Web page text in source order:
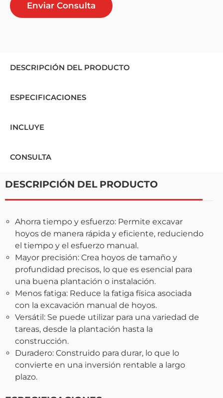
Enviar Consulta
DESCRIPCIÓN DEL PRODUCTO
ESPECIFICACIONES
INCLUYE
CONSULTA
DESCRIPCIÓN DEL PRODUCTO
Ahorra tiempo y esfuerzo: Permite excavar
hoyos de manera rápida y eficiente, reduciendo
el tiempo y el esfuerzo manual.
Mayor precisión: Crea hoyos de tamaño y
profundidad precisos, lo que es esencial para
una buena plantación o instalación.
Menos fatiga: Reduce la fatiga física asociada
con la excavación manual de hoyos.
Versátil: Se puede utilizar para una variedad de
tareas, desde la plantación hasta la
construcción.
Duradero: Construido para durar, lo que lo
convierte en una inversión rentable a largo
plazo.